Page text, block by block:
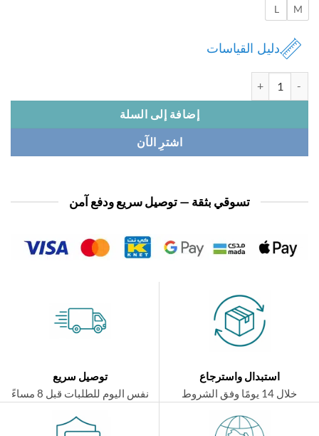
L
دليل القياسات
إضافة إلى السلة
اشترِ الآن
تسوقي بثقة — توصيل سريع ودفع آمن
استبدال واسترجاع
توصيل سريع
نفس اليوم للطلبات قبل 8 مساءً